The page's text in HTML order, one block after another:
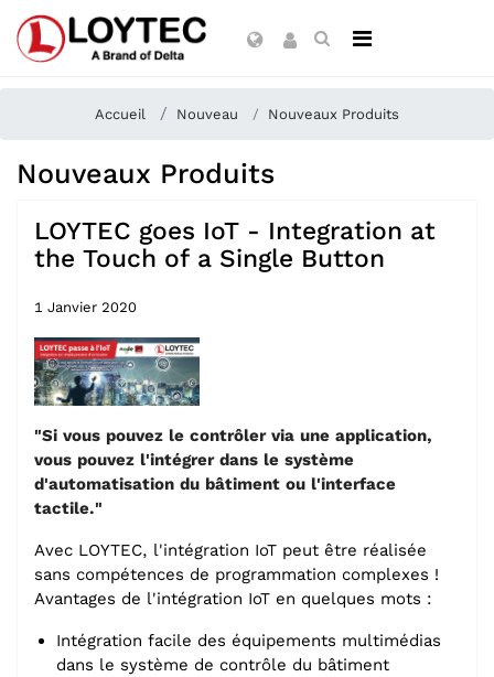
Accueil Nouveau Nouveaux Produits
Nouveaux Produits
LOYTEC goes IoT - Integration at
the Touch of a Single Button
1 Janvier 2020
"Si vous pouvez le contrôler via une application,
vous pouvez l'intégrer dans le système
d'automatisation du bâtiment ou l'interface
tactile."
Avec LOYTEC, l'intégration IoT peut être réalisée
sans compétences de programmation complexes !
Avantages de l'intégration IoT en quelques mots :
Intégration facile des équipements multimédias
dans le système de contrôle du bâtiment